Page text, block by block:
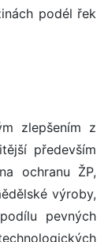
podél řek
zlepšením z
především
ochranu ŽP,
výroby,
pevných